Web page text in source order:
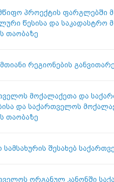
პროექტის ფარგლებში
წესისა და საკადასტრო
თაობაზე
რეგიონების
მოქალაქეთა და
და საქართველოს
თაობაზე
სამსახურის შესახებ
ორგანულ კანონში